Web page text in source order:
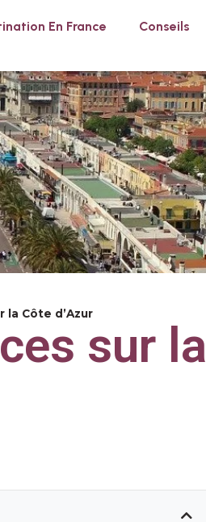
En France Conseils
la Côte d’Azur
sur la